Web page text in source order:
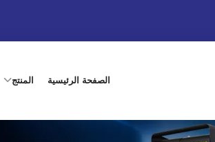
الصفحة الرئيسية المنتج